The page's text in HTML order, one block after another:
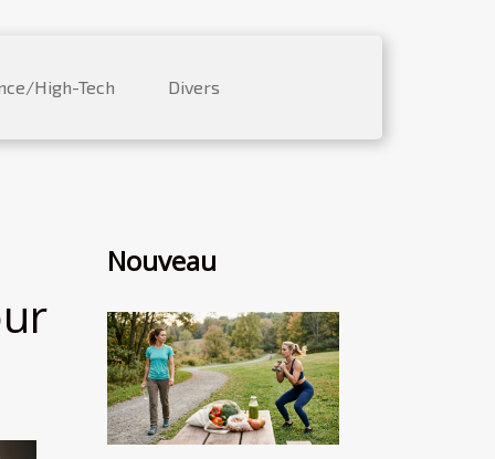
High-Tech Divers
Nouveau